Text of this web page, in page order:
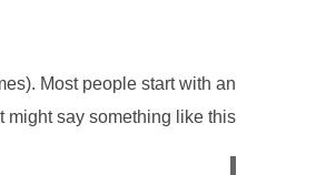
Most people start with an
say something like this: